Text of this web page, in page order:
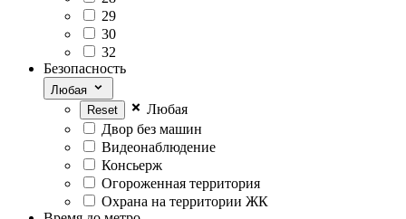
29
30
32
Безопасность
Любая
Любая
Двор без машин
Видеонаблюдение
Консьерж
Огороженная территория
Охрана на территории ЖК